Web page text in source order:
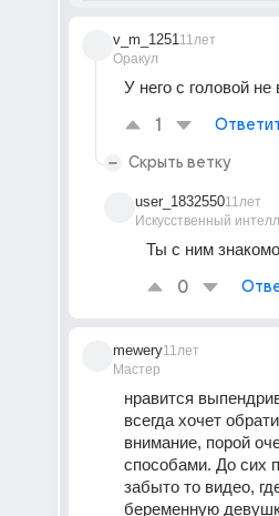
v_m_1251
Оракул
11лет
У него с головой не
1
Скрыть ветку
user_1832550
Искусственный
11лет
Ты с ним
0
mewery
Мастер
11лет
нравится
всегда хочет
внимание, порой
способами. До сих
забыто то видео,
беременную